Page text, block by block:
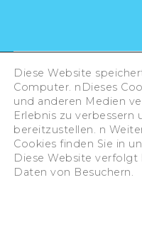
©Hiroshima
Hiroshima
Diese Website
Computer. nDieses
und anderen Medien
Erlebnis zu verbessern
bereitzustellen. n
Cookies finden Sie in
Diese Website
Daten von Besuchern.